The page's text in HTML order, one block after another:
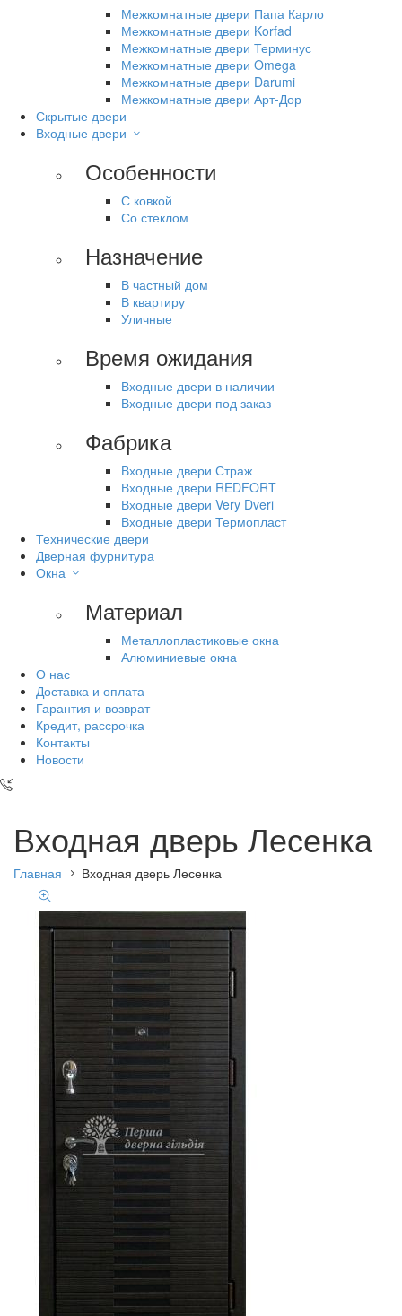
Межкомнатные двери Папа Карло
Межкомнатные двери Korfad
Межкомнатные двери Терминус
Межкомнатные двери Omega
Межкомнатные двери Darumi
Межкомнатные двери Арт-Дор
Скрытые двери
Входные двери
Особенности
С ковкой
Со стеклом
Назначение
В частный дом
В квартиру
Уличные
Время ожидания
Входные двери в наличии
Входные двери под заказ
Фабрика
Входные двери Страж
Входные двери REDFORT
Входные двери Very Dveri
Входные двери Термопласт
Технические двери
Дверная фурнитура
Окна
Материал
Металлопластиковые окна
Алюминиевые окна
О нас
Доставка и оплата
Гарантия и возврат
Кредит, рассрочка
Контакты
Новости
Входная дверь Лесенка
Главная Входная дверь Лесенка